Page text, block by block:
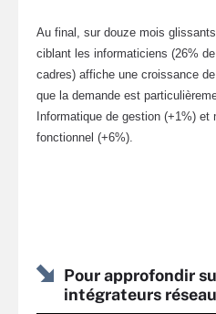
Au final, sur douze mois
ciblant les informaticiens (26%
cadres) affiche une croissance
que la demande est
Informatique de gestion (+1%) et
fonctionnel (+6%).
Pour approfondir
intégrateurs